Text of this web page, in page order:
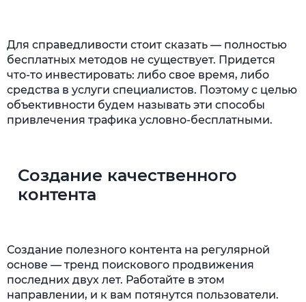
Для справедливости стоит сказать — полностью
бесплатных методов не существует. Придется
что-то инвестировать: либо свое время, либо
средства в услуги специалистов. Поэтому с целью
объективности будем называть эти способы
привлечения трафика условно-бесплатными.
Создание качественного
контента
Создание полезного контента на регулярной
основе — тренд поискового продвижения
последних двух лет. Работайте в этом
направлении, и к вам потянутся пользователи.